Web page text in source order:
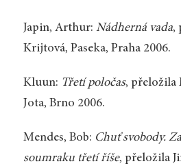
Japin, Arthur: Nádherná vada,
Krijtová, Paseka, Praha 2006.
Kluun: Třetí poločas, přeložila
Jota, Brno 2006.
Mendes, Bob: Chuť svobody.
soumraku třetí říše, přeložila